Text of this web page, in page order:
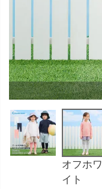
オフホワ
イト